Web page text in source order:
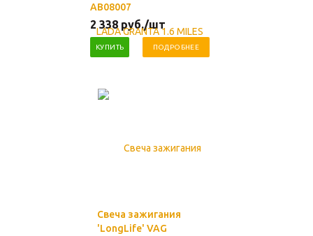
AB08007
2 338 руб./шт
КУПИТЬ ПОДРОБНЕЕ
Свеча зажигания
'LongLife' VAG